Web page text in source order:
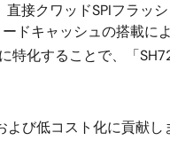
接クワッドSPIフラッ
ドキャッシュの搭載に
特化することで、「
び低コスト化に貢献し